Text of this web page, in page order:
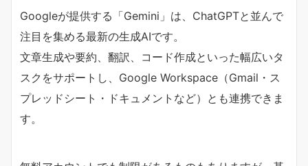
Googleが提供する「Gemini」は、ChatGPTと並んで
注目を集める最新の生成AIです。
文章生成や要約、翻訳、コード作成といった幅広いタ
スクをサポートし、Google Workspace（Gmail・ス
プレッドシート・ドキュメントなど）とも連携できま
す。